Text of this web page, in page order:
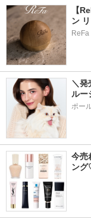
【
ン
ReFa
＼
ルー
ポー
今売
ン